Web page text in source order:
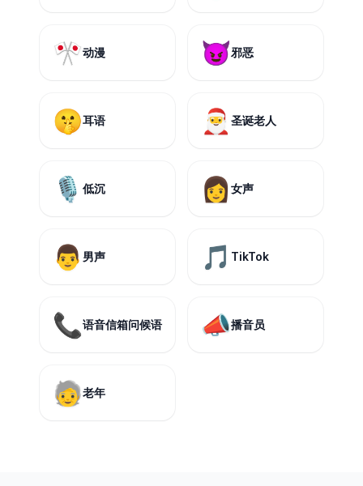
🎌动漫 😈邪恶
🤫耳语 🎅 圣诞老人
🎙️ 低沉 👩 女声
👨 男声 🎵 TikTok
📞语音信箱问候语 📣播音员
🧓老年